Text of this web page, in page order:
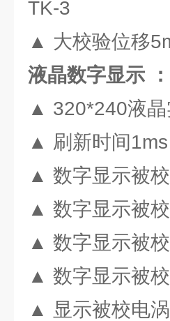
TK-3
▲ 大校验位移
液晶数字显示 ：
▲ 320*240液晶
▲ 刷新时间1ms
▲ 数字显示被
▲ 数字显示被
▲ 数字显示被
▲ 数字显示被
▲ 显示被校电